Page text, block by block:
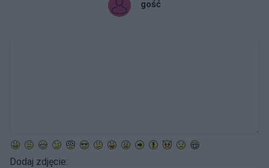
gość
Dodaj zdjęcie: